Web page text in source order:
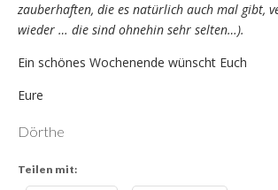
zauberhaften, die es natürlich auch mal gibt,
wieder … die sind ohnehin sehr selten…).
Ein schönes Wochenende wünscht Euch
Eure
Dörthe
Teilen mit: